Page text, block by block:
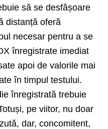
să se desfășoare
distanță oferă
necesar pentru a se
înregistrate imediat
apoi de valorile mai
în timpul testului.
înregistrată trebuie
pe viitor, nu doar
dar, concomitent,